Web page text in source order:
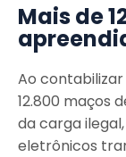
Mais de
Ao contabilizar
12.800 maços
da carga
eletrônicos